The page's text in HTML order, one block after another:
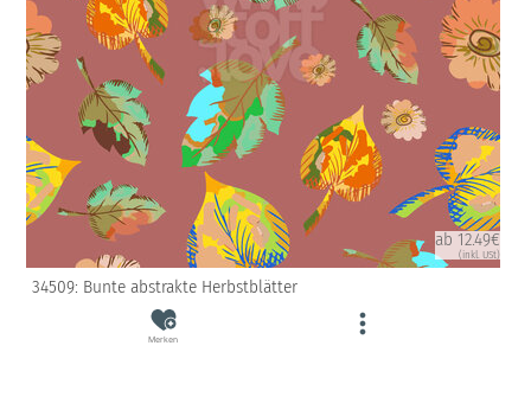
ab 12.49€
(inkl. USt)
34509: Bunte abstrakte Herbstblätter
Merken